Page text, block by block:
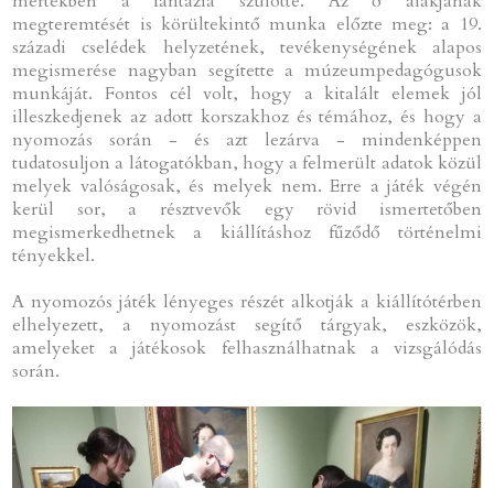
megteremtését is körültekintő munka előzte meg: a 19.
századi cselédek helyzetének, tevékenységének alapos
megismerése nagyban segítette a múzeumpedagógusok
munkáját. Fontos cél volt, hogy a kitalált elemek jól
illeszkedjenek az adott korszakhoz és témához, és hogy a
nyomozás során - és azt lezárva - mindenképpen
tudatosuljon a látogatókban, hogy a felmerült adatok közül
melyek valóságosak, és melyek nem. Erre a játék végén
kerül sor, a résztvevők egy rövid ismertetőben
megismerkedhetnek a kiállításhoz fűződő történelmi
tényekkel.
A nyomozós játék lényeges részét alkotják a kiállítótérben
elhelyezett, a nyomozást segítő tárgyak, eszközök,
amelyeket a játékosok felhasználhatnak a vizsgálódás
során.